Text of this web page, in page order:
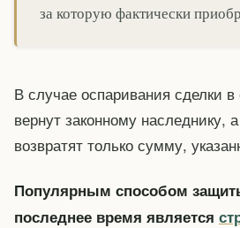
за которую фактически
В случае оспаривания сделки в
вернут законному наследнику,
возвратят только сумму,
Популярным способом
последнее время является